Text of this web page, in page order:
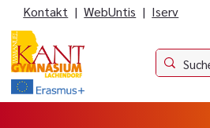
Kontakt |WebUntis | Iserv